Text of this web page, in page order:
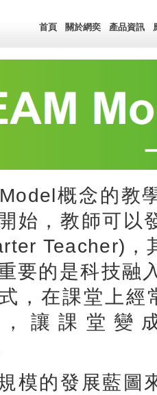
首頁 關於網奕 產品資訊
概念的教
始，教師可以
Teacher)，
要的是科技融
，在課堂上經
，讓課堂變
模的發展藍圖